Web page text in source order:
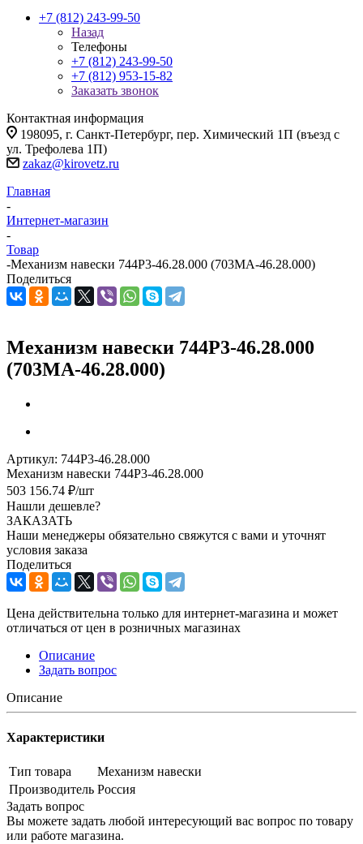
+7 (812) 243-99-50
Назад
Телефоны
+7 (812) 243-99-50
+7 (812) 953-15-82
Заказать звонок
Контактная информация
198095, г. Санкт-Петербург, пер. Химический 1П (въезд с
ул. Трефолева 1П)
zakaz@kirovetz.ru
Главная
-
Интернет-магазин
-
Товар
-Механизм навески 744Р3-46.28.000 (703МА-46.28.000)
Поделиться
Механизм навески 744Р3-46.28.000
(703МА-46.28.000)
Артикул: 744Р3-46.28.000
Механизм навески 744Р3-46.28.000
503 156.74 ₽/шт
Нашли дешевле?
ЗАКАЗАТЬ
Наши менеджеры обязательно свяжутся с вами и уточнят
условия заказа
Поделиться
Цена действительна только для интернет-магазина и может
отличаться от цен в розничных магазинах
Описание
Задать вопрос
Описание
Характеристики
Тип товара
Механизм навески
Производитель Россия
Задать вопрос
Вы можете задать любой интересующий вас вопрос по товару
или работе магазина.